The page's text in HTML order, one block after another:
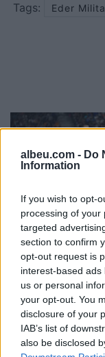
albeu.com - Do
Information
If you wish to opt-
processing of your
targeted
section to confirm
opt-out request is
interest-based
us or personal
your opt-out. You
disclosure of your
IAB’s list of
also be disclosed
Tags:
Eder
Shqipe, shqipe”,
i Juventusit
shqip Edon